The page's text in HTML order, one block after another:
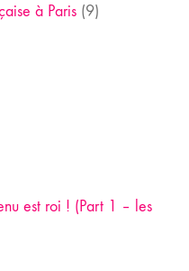
à Paris (9)
est roi ! (Part 1 – les